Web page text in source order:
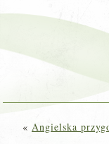
« Angielska